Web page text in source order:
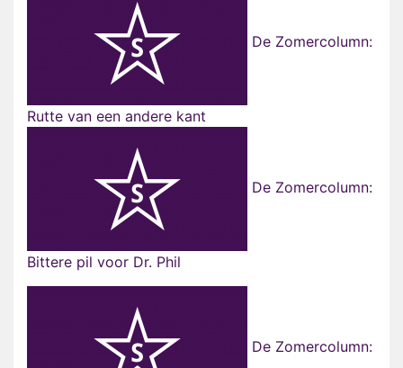
De Zomercolumn:
Rutte van een andere kant
De Zomercolumn:
Bittere pil voor Dr. Phil
De Zomercolumn: